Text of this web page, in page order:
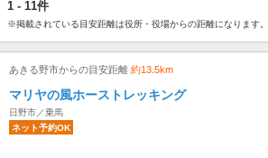
1 - 11件
※掲載されている目安距離は役所・役場からの距離になります。
あきる野市からの目安距離 約13.5km
マリヤの風ホーストレッキング
日野市／乗馬
ネット予約OK